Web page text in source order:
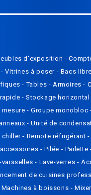
d'exposition -
-Vitrines à poser - Bacs
-Tables -Armoires-
-Stockage
mesure-Groupe monobloc
-Unité de
chiller- Remote réfrigérant
-Pilée - Pailette
vaisselles- Lave-verres -
de cuisines
Machines à boissons -